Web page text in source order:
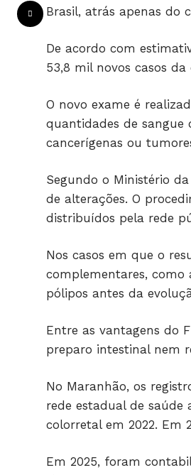
Brasil, atrás apenas do
De acordo com
53,8 mil novos casos
O novo exame é
quantidades de sangue
cancerígenas ou
Segundo o Ministério
de alterações. O
distribuídos pela rede
Nos casos em que o
complementares,
pólipos antes da
Entre as vantagens do
preparo intestinal nem
No Maranhão, os
rede estadual de
colorretal em 2022. Em
Em 2025, foram